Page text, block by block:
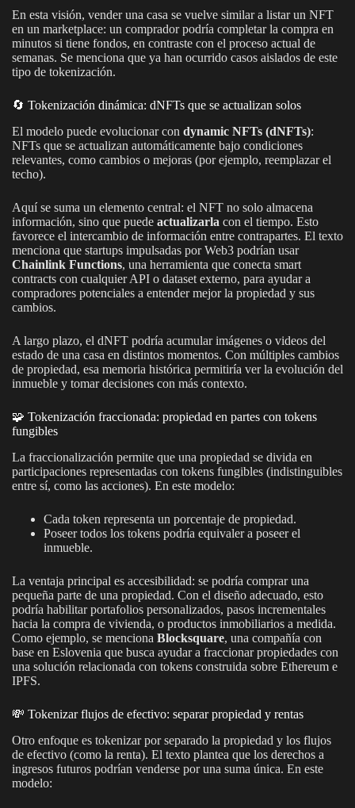
En esta visión, vender una casa se vuelve similar a listar un NFT
en un marketplace: un comprador podría completar la compra en
minutos si tiene fondos, en contraste con el proceso actual de
semanas. Se menciona que ya han ocurrido casos aislados de este
tipo de tokenización.
🔄 Tokenización dinámica: dNFTs que se actualizan solos
El modelo puede evolucionar con dynamic NFTs (dNFTs):
NFTs que se actualizan automáticamente bajo condiciones
relevantes, como cambios o mejoras (por ejemplo, reemplazar el
techo).
Aquí se suma un elemento central: el NFT no solo almacena
información, sino que puede actualizarla con el tiempo. Esto
favorece el intercambio de información entre contrapartes. El texto
menciona que startups impulsadas por Web3 podrían usar
Chainlink Functions, una herramienta que conecta smart
contracts con cualquier API o dataset externo, para ayudar a
compradores potenciales a entender mejor la propiedad y sus
cambios.
A largo plazo, el dNFT podría acumular imágenes o videos del
estado de una casa en distintos momentos. Con múltiples cambios
de propiedad, esa memoria histórica permitiría ver la evolución del
inmueble y tomar decisiones con más contexto.
🧩 Tokenización fraccionada: propiedad en partes con tokens
fungibles
La fraccionalización permite que una propiedad se divida en
participaciones representadas con tokens fungibles (indistinguibles
entre sí, como las acciones). En este modelo:
Cada token representa un porcentaje de propiedad.
Poseer todos los tokens podría equivaler a poseer el
inmueble.
La ventaja principal es accesibilidad: se podría comprar una
pequeña parte de una propiedad. Con el diseño adecuado, esto
podría habilitar portafolios personalizados, pasos incrementales
hacia la compra de vivienda, o productos inmobiliarios a medida.
Como ejemplo, se menciona Blocksquare, una compañía con
base en Eslovenia que busca ayudar a fraccionar propiedades con
una solución relacionada con tokens construida sobre Ethereum e
IPFS.
💸 Tokenizar flujos de efectivo: separar propiedad y rentas
Otro enfoque es tokenizar por separado la propiedad y los flujos
de efectivo (como la renta). El texto plantea que los derechos a
ingresos futuros podrían venderse por una suma única. En este
modelo: